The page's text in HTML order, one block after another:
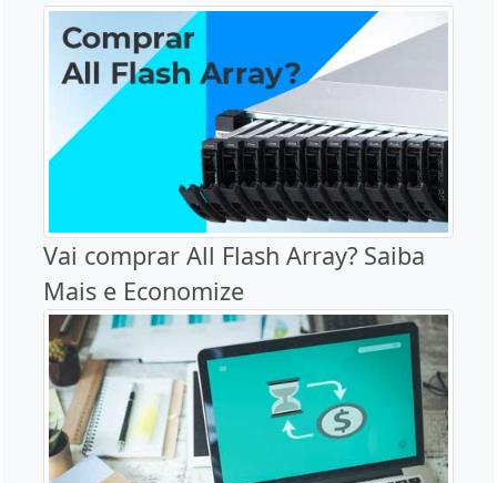
Vai comprar All Flash Array? Saiba
Mais e Economize